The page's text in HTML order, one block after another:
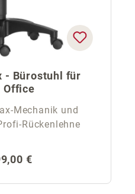
- Bürostuhl für
Office
Mechanik und
Rückenlehne
Preis:
€